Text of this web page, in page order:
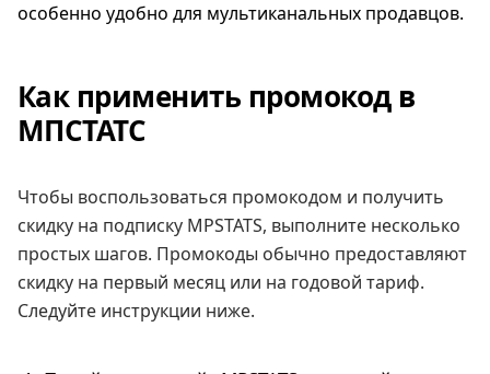
особенно удобно для мультиканальных продавцов.
Как применить промокод в
МПСТАТС
Чтобы воспользоваться промокодом и получить
скидку на подписку MPSTATS, выполните несколько
простых шагов. Промокоды обычно предоставляют
скидку на первый месяц или на годовой тариф.
Следуйте инструкции ниже.